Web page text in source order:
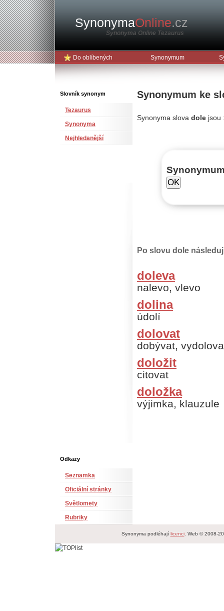
SynonymaOnline.cz
Synonyma Online Tezaurus
Do oblíbených Synonymum
Slovník synonym
Tezaurus
Synonyma
Nejhledanější
Odkazy
Seznamka
Oficiální stránky
Světlomety
Rubriky
Synonymum ke
Synonyma slova dole jsou
Po slovu dole
doleva
nalevo, vlevo
dolina
údolí
dolovat
dobývat,
doložit
citovat
doložka
výjimka, klauzule
Synonyma podléhají licenci. Web © 2008-